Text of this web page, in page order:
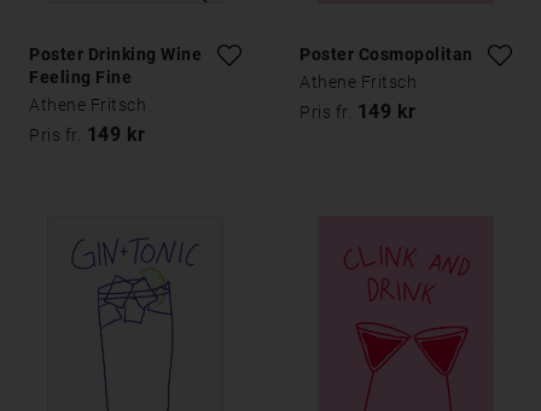
Poster Drinking Wine
Feeling Fine
Athene Fritsch
Pris fr. 149 kr
Poster Cosmopolitan
Athene Fritsch
Pris fr. 149 kr